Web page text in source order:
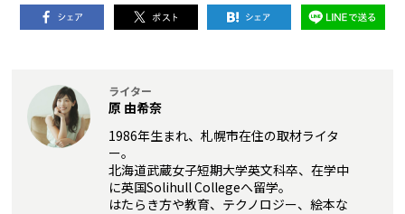
ライター
原 由希奈
1986年生まれ、札幌市在住の取材ライタ
ー。
北海道武蔵女子短期大学英文科卒、在学中
に英国Solihull Collegeへ留学。
はたらき方や教育、テクノロジー、絵本な